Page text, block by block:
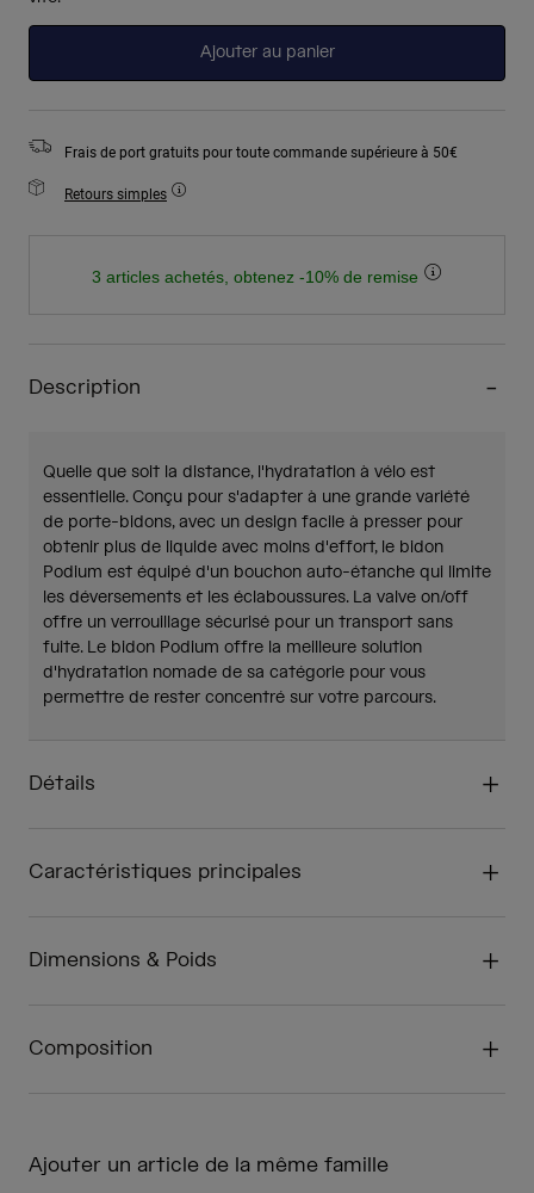
Ajouter au panier
Frais de port gratuits pour toute commande supérieure à 50€
Retours simples
3 articles achetés, obtenez -10% de remise
Description
Quelle que soit la distance, l'hydratation à vélo est
essentielle. Conçu pour s'adapter à une grande variété
de porte-bidons, avec un design facile à presser pour
obtenir plus de liquide avec moins d'effort, le bidon
Podium est équipé d'un bouchon auto-étanche qui limite
les déversements et les éclaboussures. La valve on/off
offre un verrouillage sécurisé pour un transport sans
fuite. Le bidon Podium offre la meilleure solution
d'hydratation nomade de sa catégorie pour vous
permettre de rester concentré sur votre parcours.
Détails
Caractéristiques principales
Dimensions & Poids
Composition
Ajouter un article de la même famille